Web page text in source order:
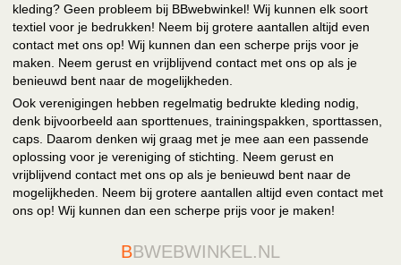
kleding? Geen probleem bij BBwebwinkel! Wij kunnen elk soort
textiel voor je bedrukken! Neem bij grotere aantallen altijd even
contact met ons op! Wij kunnen dan een scherpe prijs voor je
maken. Neem gerust en vrijblijvend contact met ons op als je
benieuwd bent naar de mogelijkheden.
Ook verenigingen hebben regelmatig bedrukte kleding nodig,
denk bijvoorbeeld aan sporttenues, trainingspakken, sporttassen,
caps. Daarom denken wij graag met je mee aan een passende
oplossing voor je vereniging of stichting. Neem gerust en
vrijblijvend contact met ons op als je benieuwd bent naar de
mogelijkheden. Neem bij grotere aantallen altijd even contact met
ons op! Wij kunnen dan een scherpe prijs voor je maken!
BBWEBWINKEL.NL